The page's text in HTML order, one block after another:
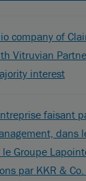
company of
Vitruvian
interest
faisant
dans
Groupe
par KKR &